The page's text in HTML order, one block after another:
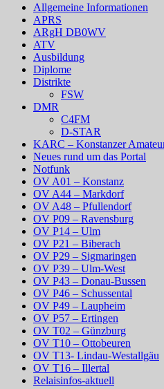
Allgemeine Informationen
APRS
ARgH DB0WV
ATV
Ausbildung
Diplome
Distrikte
FSW
DMR
C4FM
D-STAR
KARC – Konstanzer
Neues rund um das Portal
Notfunk
OV A01 – Konstanz
OV A44 – Markdorf
OV A48 – Pfullendorf
OV P09 – Ravensburg
OV P14 – Ulm
OV P21 – Biberach
OV P29 – Sigmaringen
OV P39 – Ulm-West
OV P43 – Donau-Bussen
OV P46 – Schussental
OV P49 – Laupheim
OV P57 – Ertingen
OV T02 – Günzburg
OV T10 – Ottobeuren
OV T13- Lindau-Westallgäu
OV T16 – Illertal
Relaisinfos-aktuell